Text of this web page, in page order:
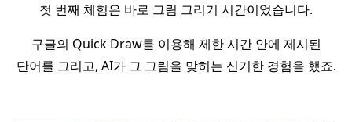
첫 번째 체험은 바로 그림 그리기 시간이었습니다.
구글의 Quick Draw를 이용해 제한 시간 안에 제시된
단어를 그리고, AI가 그 그림을 맞히는 신기한 경험을 했죠.